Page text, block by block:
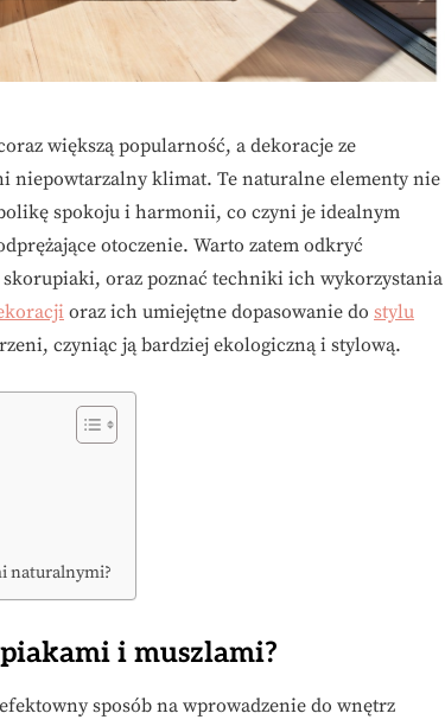
większą popularność, a dekoracje ze
niepowtarzalny klimat. Te naturalne elementy nie
spokoju i harmonii, co czyni je idealnym
otoczenie. Warto zatem odkryć
oraz poznać techniki ich wykorzystania
oraz ich umiejętne dopasowanie do stylu
czyniąc ją bardziej ekologiczną i stylową.
naturalnymi?
i muszlami?
sposób na wprowadzenie do wnętrz